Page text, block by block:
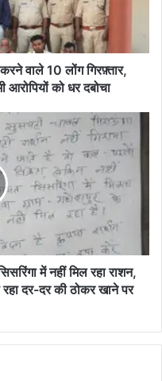
वाले 10 लोंग गिरफ़्तार,
को धर दबोचा
में नहीं मिल रहा राशन,
रहा दर-दर की ठोकर खाने पर